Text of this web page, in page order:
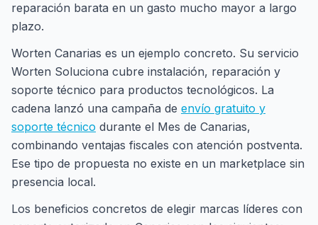
reparación barata en un gasto mucho mayor a largo
plazo.
Worten Canarias es un ejemplo concreto. Su servicio
Worten Soluciona cubre instalación, reparación y
soporte técnico para productos tecnológicos. La
cadena lanzó una campaña de envío gratuito y
soporte técnico durante el Mes de Canarias,
combinando ventajas fiscales con atención postventa.
Ese tipo de propuesta no existe en un marketplace sin
presencia local.
Los beneficios concretos de elegir marcas líderes con